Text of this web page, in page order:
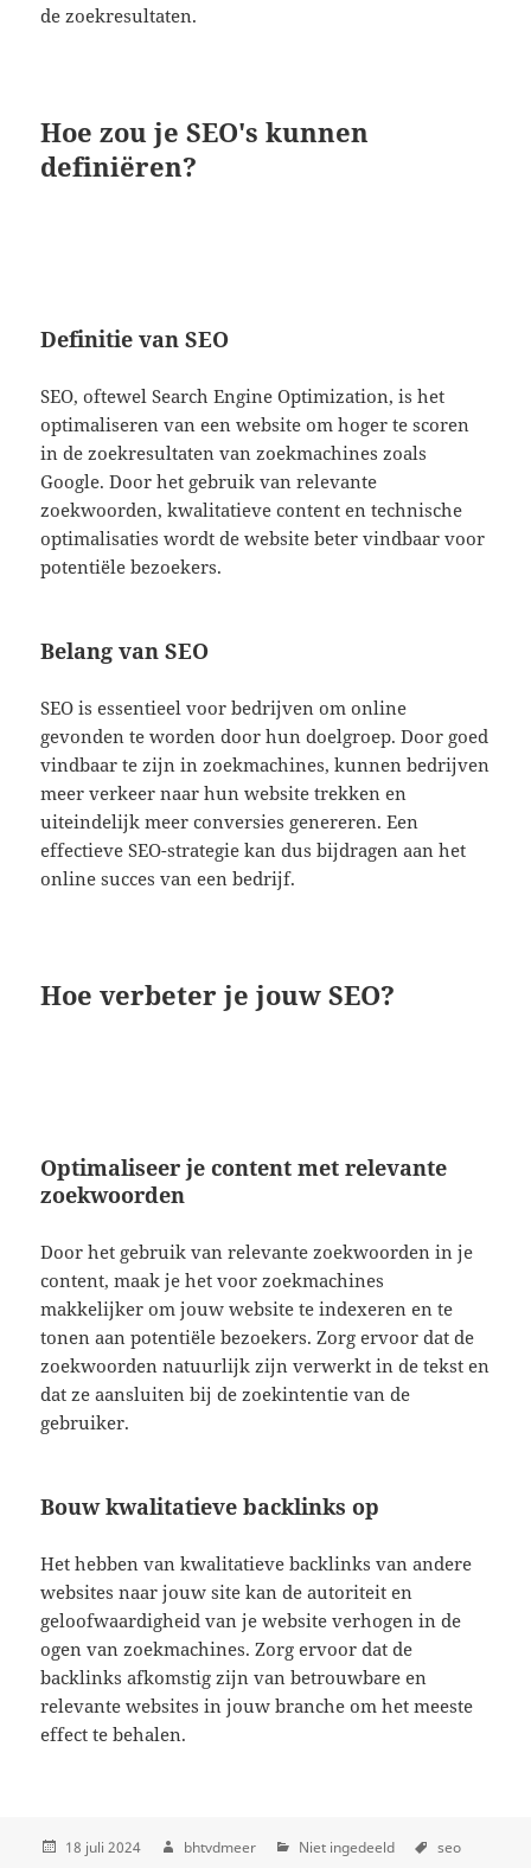
de zoekresultaten.
Hoe zou je SEO's kunnen
definiëren?
Definitie van SEO
SEO, oftewel Search Engine Optimization, is het
optimaliseren van een website om hoger te scoren
in de zoekresultaten van zoekmachines zoals
Google. Door het gebruik van relevante
zoekwoorden, kwalitatieve content en technische
optimalisaties wordt de website beter vindbaar voor
potentiële bezoekers.
Belang van SEO
SEO is essentieel voor bedrijven om online
gevonden te worden door hun doelgroep. Door goed
vindbaar te zijn in zoekmachines, kunnen bedrijven
meer verkeer naar hun website trekken en
uiteindelijk meer conversies genereren. Een
effectieve SEO-strategie kan dus bijdragen aan het
online succes van een bedrijf.
Hoe verbeter je jouw SEO?
Optimaliseer je content met relevante
zoekwoorden
Door het gebruik van relevante zoekwoorden in je
content, maak je het voor zoekmachines
makkelijker om jouw website te indexeren en te
tonen aan potentiële bezoekers. Zorg ervoor dat de
zoekwoorden natuurlijk zijn verwerkt in de tekst en
dat ze aansluiten bij de zoekintentie van de
gebruiker.
Bouw kwalitatieve backlinks op
Het hebben van kwalitatieve backlinks van andere
websites naar jouw site kan de autoriteit en
geloofwaardigheid van je website verhogen in de
ogen van zoekmachines. Zorg ervoor dat de
backlinks afkomstig zijn van betrouwbare en
relevante websites in jouw branche om het meeste
effect te behalen.
18 juli 2024 bhtvdmeer Niet ingedeeld seo